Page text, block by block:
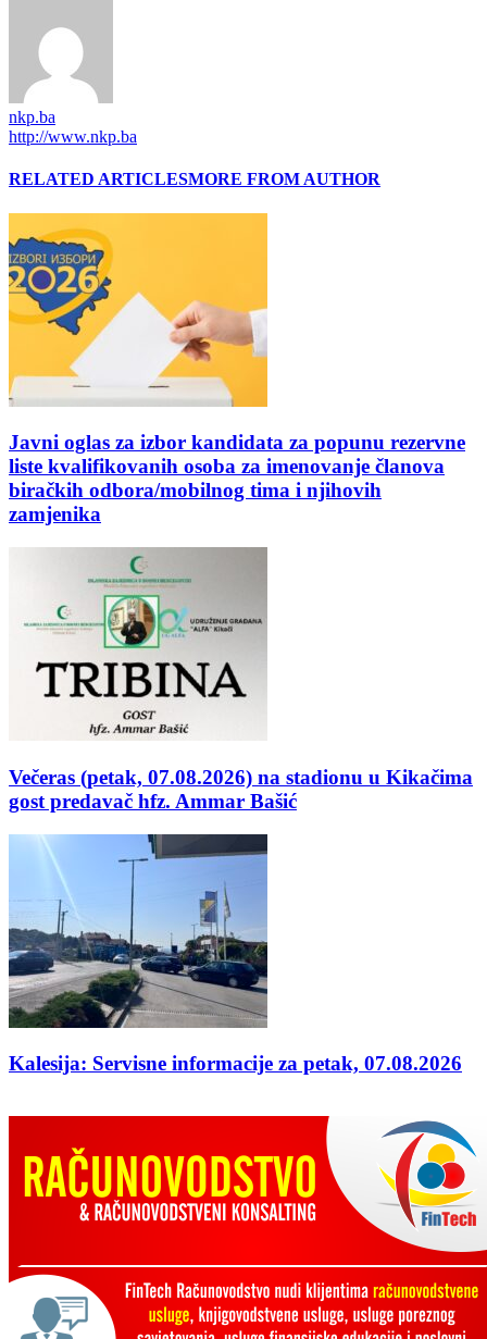
nkp.ba
http://www.nkp.ba
RELATED ARTICLESMORE FROM AUTHOR
Javni oglas za izbor kandidata za popunu rezervne
liste kvalifikovanih osoba za imenovanje članova
biračkih odbora/mobilnog tima i njihovih
zamjenika
Večeras (petak, 07.08.2026) na stadionu u Kikačima
gost predavač hfz. Ammar Bašić
Kalesija: Servisne informacije za petak, 07.08.2026